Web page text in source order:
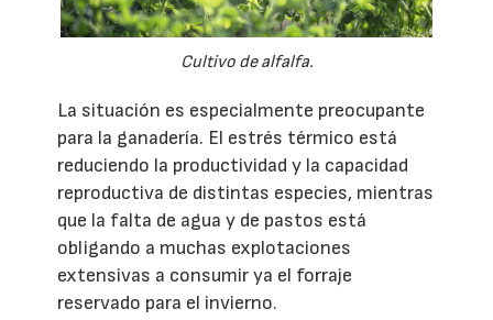
Cultivo de alfalfa.
La situación es especialmente preocupante
para la ganadería. El estrés térmico está
reduciendo la productividad y la capacidad
reproductiva de distintas especies, mientras
que la falta de agua y de pastos está
obligando a muchas explotaciones
extensivas a consumir ya el forraje
reservado para el invierno.